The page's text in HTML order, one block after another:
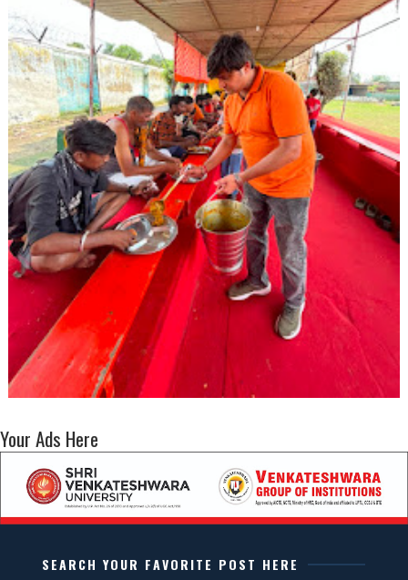
Your Ads Here
SEARCH YOUR FAVORITE POST HERE